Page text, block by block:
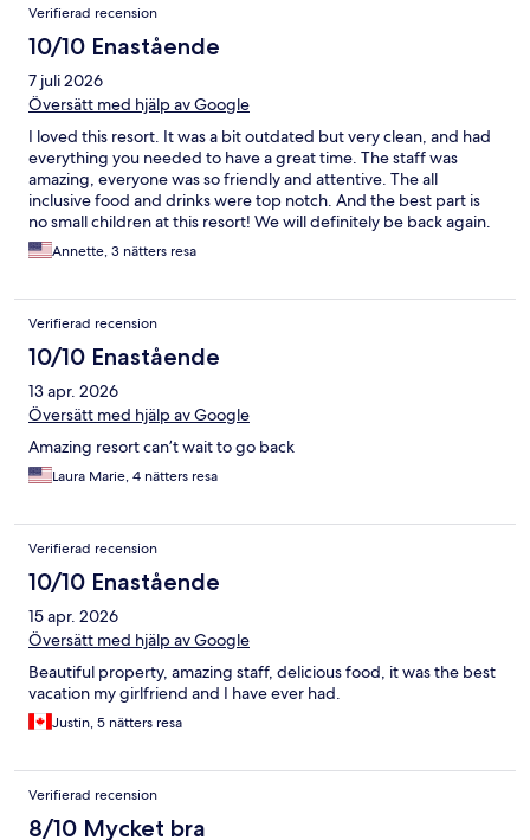
Verifierad recension
10/10 Enastående
7 juli 2026
Översätt med hjälp av Google
I loved this resort. It was a bit outdated but very clean, and had
everything you needed to have a great time. The staff was
amazing, everyone was so friendly and attentive. The all
inclusive food and drinks were top notch. And the best part is
no small children at this resort! We will definitely be back again.
Annette, 3 nätters resa
Verifierad recension
10/10 Enastående
13 apr. 2026
Översätt med hjälp av Google
Amazing resort can’t wait to go back
Laura Marie, 4 nätters resa
Verifierad recension
10/10 Enastående
15 apr. 2026
Översätt med hjälp av Google
Beautiful property, amazing staff, delicious food, it was the best
vacation my girlfriend and I have ever had.
Justin, 5 nätters resa
Verifierad recension
8/10 Mycket bra